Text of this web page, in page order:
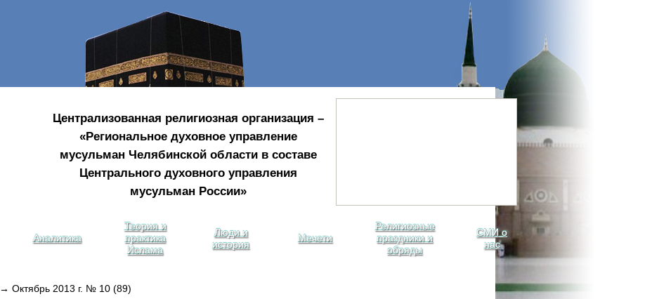
Централизованная религиозная организация –
«Региональное духовное управление
мусульман Челябинской области в составе
Центрального духовного управления
мусульман России»
Аналитика
Теория и
практика
Ислама
Люди и
история
Мечети
Религиозные
праздники и
обряды
СМИ о
нас
→ Октябрь 2013 г. № 10 (89)